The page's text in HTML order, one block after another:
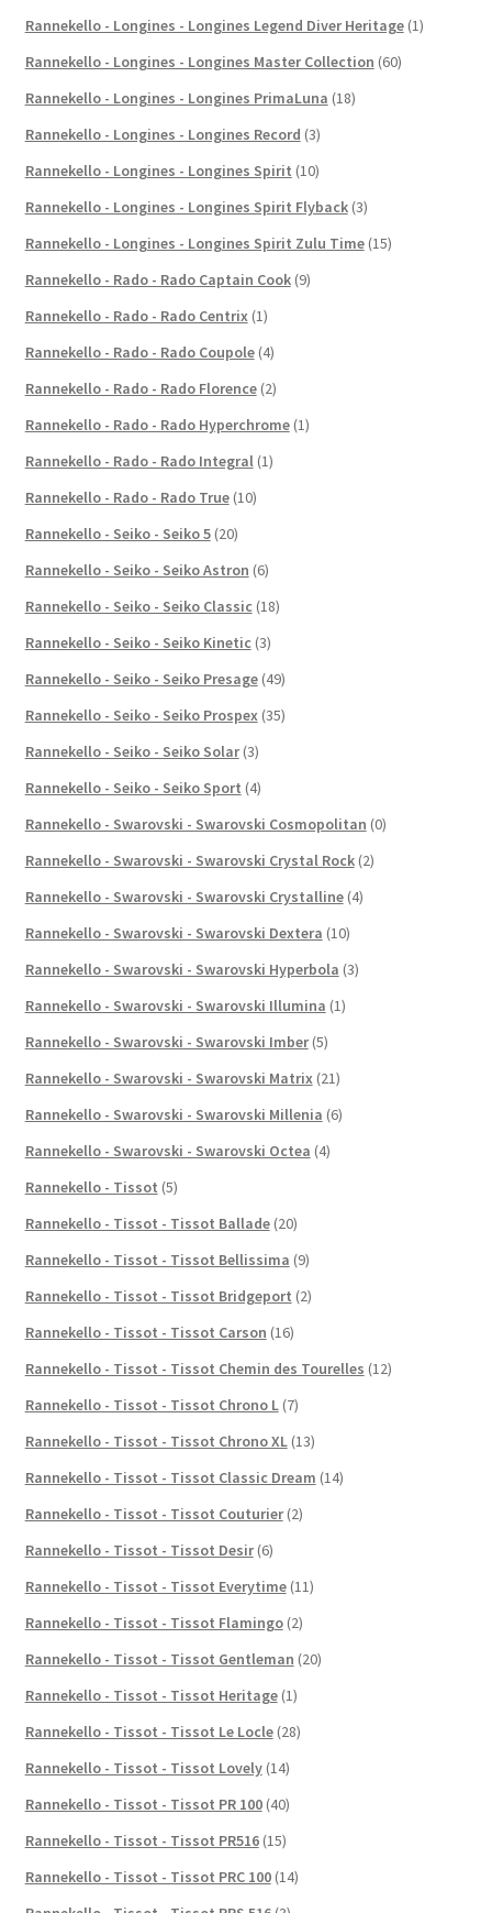
Rannekello - Longines - Longines Legend Diver Heritage (1)
Rannekello - Longines - Longines Master Collection (60)
Rannekello - Longines - Longines PrimaLuna (18)
Rannekello - Longines - Longines Record (3)
Rannekello - Longines - Longines Spirit (10)
Rannekello - Longines - Longines Spirit Flyback (3)
Rannekello - Longines - Longines Spirit Zulu Time (15)
Rannekello - Rado - Rado Captain Cook (9)
Rannekello - Rado - Rado Centrix (1)
Rannekello - Rado - Rado Coupole (4)
Rannekello - Rado - Rado Florence (2)
Rannekello - Rado - Rado Hyperchrome (1)
Rannekello - Rado - Rado Integral (1)
Rannekello - Rado - Rado True (10)
Rannekello - Seiko - Seiko 5 (20)
Rannekello - Seiko - Seiko Astron (6)
Rannekello - Seiko - Seiko Classic (18)
Rannekello - Seiko - Seiko Kinetic (3)
Rannekello - Seiko - Seiko Presage (49)
Rannekello - Seiko - Seiko Prospex (35)
Rannekello - Seiko - Seiko Solar (3)
Rannekello - Seiko - Seiko Sport (4)
Rannekello - Swarovski - Swarovski Cosmopolitan (0)
Rannekello - Swarovski - Swarovski Crystal Rock (2)
Rannekello - Swarovski - Swarovski Crystalline (4)
Rannekello - Swarovski - Swarovski Dextera (10)
Rannekello - Swarovski - Swarovski Hyperbola (3)
Rannekello - Swarovski - Swarovski Illumina (1)
Rannekello - Swarovski - Swarovski Imber (5)
Rannekello - Swarovski - Swarovski Matrix (21)
Rannekello - Swarovski - Swarovski Millenia (6)
Rannekello - Swarovski - Swarovski Octea (4)
Rannekello - Tissot (5)
Rannekello - Tissot - Tissot Ballade (20)
Rannekello - Tissot - Tissot Bellissima (9)
Rannekello - Tissot - Tissot Bridgeport (2)
Rannekello - Tissot - Tissot Carson (16)
Rannekello - Tissot - Tissot Chemin des Tourelles (12)
Rannekello - Tissot - Tissot Chrono L (7)
Rannekello - Tissot - Tissot Chrono XL (13)
Rannekello - Tissot - Tissot Classic Dream (14)
Rannekello - Tissot - Tissot Couturier (2)
Rannekello - Tissot - Tissot Desir (6)
Rannekello - Tissot - Tissot Everytime (11)
Rannekello - Tissot - Tissot Flamingo (2)
Rannekello - Tissot - Tissot Gentleman (20)
Rannekello - Tissot - Tissot Heritage (1)
Rannekello - Tissot - Tissot Le Locle (28)
Rannekello - Tissot - Tissot Lovely (14)
Rannekello - Tissot - Tissot PR 100 (40)
Rannekello - Tissot - Tissot PR516 (15)
Rannekello - Tissot - Tissot PRC 100 (14)